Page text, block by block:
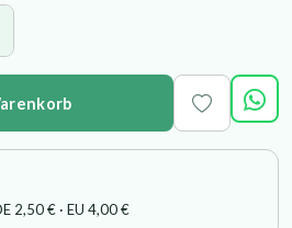
2,50 € · EU 4,00 €